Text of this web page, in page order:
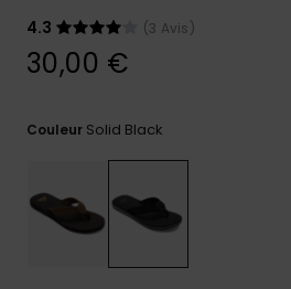
Démarrer
réponses
aux
les plus
fréquentes
4.3
(3 Avis)
30,00 €
Couleur Solid Black